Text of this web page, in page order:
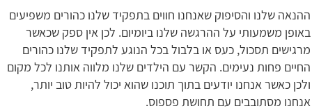
ההנאה שלנו והסיפוק שאנחנו חווים בתפקיד שלנו כהורים משפיעים
באופן משמעותי על ההרגשה שלנו ביומיום. לכן אין ספק שכאשר
מרגישים תסכול, כעס או בלבול בכל הנוגע לתפקיד שלנו כהורים
החיים פחות נעימים. הקשר עם הילדים שלנו מלווה אותנו לכל מקום
ולכן כאשר אנחנו יודעים בתוך תוכנו שהוא יכול להיות טוב יותר,
אנחנו מסתובבים עם תחושת פספוס.